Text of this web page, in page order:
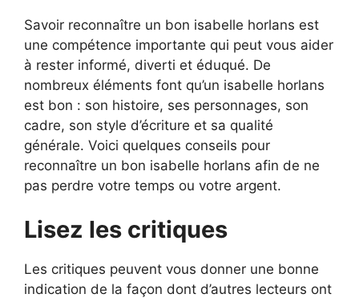
Savoir reconnaître un bon isabelle horlans est
une compétence importante qui peut vous aider
à rester informé, diverti et éduqué. De
nombreux éléments font qu’un isabelle horlans
est bon : son histoire, ses personnages, son
cadre, son style d’écriture et sa qualité
générale. Voici quelques conseils pour
reconnaître un bon isabelle horlans afin de ne
pas perdre votre temps ou votre argent.
Lisez les critiques
Les critiques peuvent vous donner une bonne
indication de la façon dont d’autres lecteurs ont